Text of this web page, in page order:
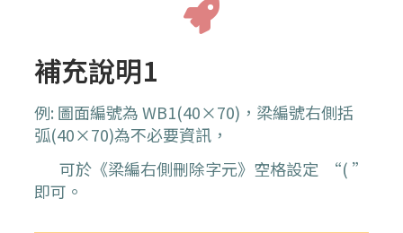
補充說明1
例: 圖面編號為 WB1(40×70)，梁編號右側括
弧(40×70)為不必要資訊，
可於《梁編右側刪除字元》空格設定 “( ”
即可。